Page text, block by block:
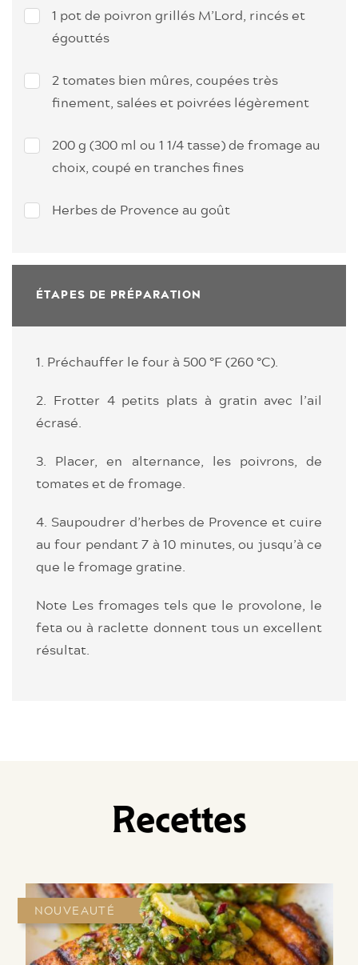
1 pot de poivron grillés M’Lord, rincés et
égouttés
2 tomates bien mûres, coupées très
finement, salées et poivrées légèrement
200 g (300 ml ou 1 1/4 tasse) de fromage au
choix, coupé en tranches fines
Herbes de Provence au goût
ÉTAPES DE PRÉPARATION
1. Préchauffer le four à 500 °F (260 °C).
2. Frotter 4 petits plats à gratin avec l’ail
écrasé.
3. Placer, en alternance, les poivrons, de
tomates et de fromage.
4. Saupoudrer d’herbes de Provence et cuire
au four pendant 7 à 10 minutes, ou jusqu’à ce
que le fromage gratine.
Note Les fromages tels que le provolone, le
feta ou à raclette donnent tous un excellent
résultat.
Recettes
NOUVEAUTÉ